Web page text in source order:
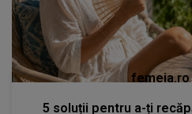
femeia.ro
5 soluții pentru a-ți